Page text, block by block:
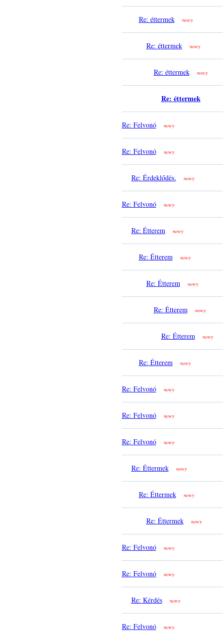
Re: éttermek nowy
Re: éttermek nowy
Re: éttermek nowy
Re: éttermek
Re: Felvonó nowy
Re: Felvonó nowy
Re: Érdeklődés. nowy
Re: Felvonó nowy
Re: Étterem nowy
Re: Étterem nowy
Re: Étterem nowy
Re: Étterem nowy
Re: Étterem nowy
Re: Étterem nowy
Re: Felvonó nowy
Re: Felvonó nowy
Re: Felvonó nowy
Re: Éttermek nowy
Re: Éttermek nowy
Re: Éttermek nowy
Re: Felvonó nowy
Re: Felvonó nowy
Re: Kérdés nowy
Re: Felvonó nowy